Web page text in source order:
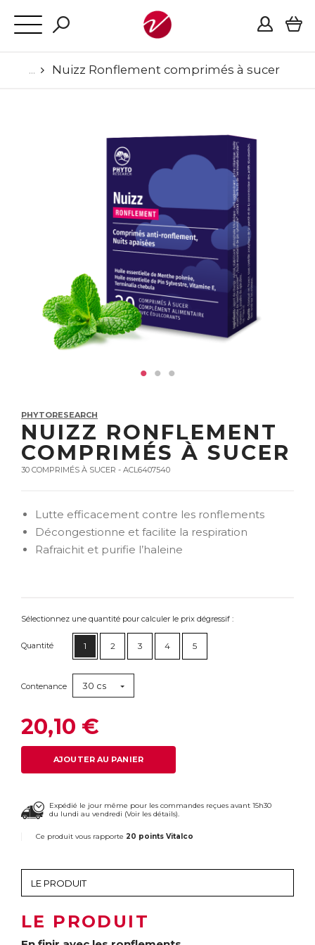
Nuizz Ronflement comprimés à sucer
PHYTORESEARCH
NUIZZ RONFLEMENT
COMPRIMÉS À SUCER
30 COMPRIMÉS À SUCER - ACL6407540
Lutte efficacement contre les ronflements
Décongestionne et facilite la respiration
Rafraichit et purifie l’haleine
Sélectionnez une quantité pour calculer le prix dégressif :
Quantité 1 2 3 4 5
Contenance 30 cs
20,10 €
AJOUTER AU PANIER
Expédié le jour même pour les commandes reçues avant 15h30
du lundi au vendredi (Voir les détails).
Ce produit vous rapporte 20 points Vitalco
LE PRODUIT